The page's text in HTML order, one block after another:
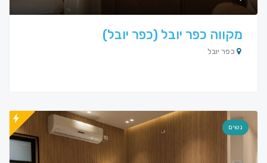
מקווה כפר יובל (כפר יובל)
כפר יובל
נשים